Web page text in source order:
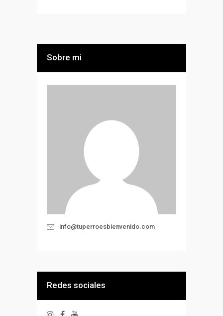
Sobre mi
info@tuperroesbienvenido.com
Redes sociales